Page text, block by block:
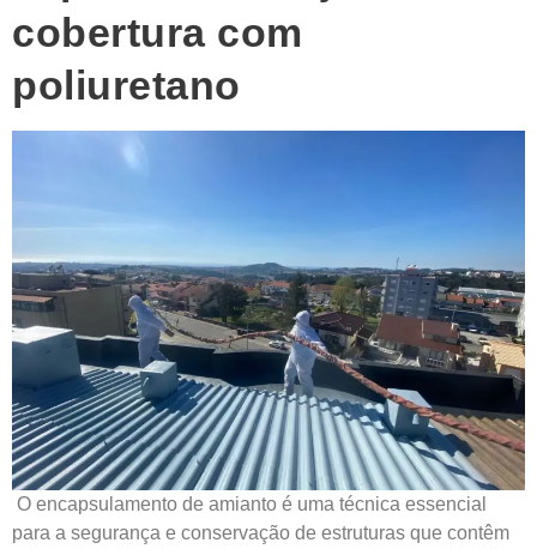
cobertura com
poliuretano
O encapsulamento de amianto é uma técnica essencial
para a segurança e conservação de estruturas que contêm